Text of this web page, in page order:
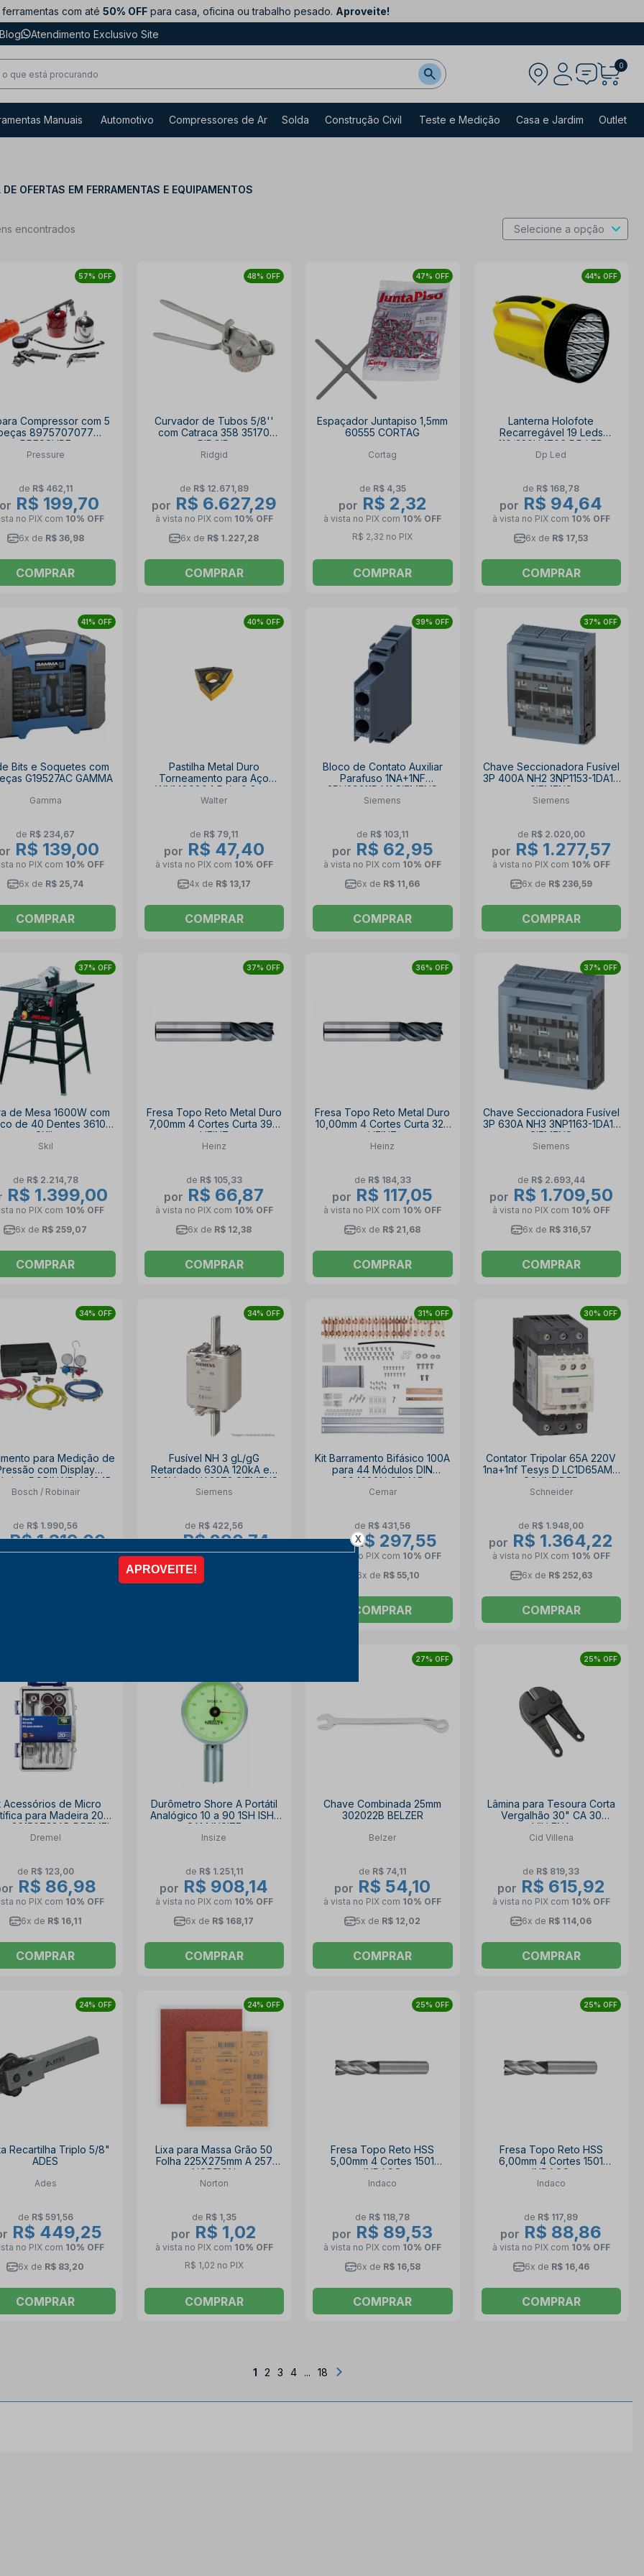
ferramentas com até 50% OFF para casa, oficina ou trabalho pesado. Aproveite!
Blog Atendimento Exclusivo Site
0
Manuais Automotivo Compressores de Ar Solda Construção Civil Teste e Medição Casa e Jardim Outlet
DE OFERTAS EM FERRAMENTAS E EQUIPAMENTOS
encontrados
57% OFF
Compressor com 5
8975707077
PRESSURE
Pressure
de R$ 462,11
R$ 199,70
no PIX com 10% OFF
6x de R$ 36,98
COMPRAR
48% OFF
Curvador de Tubos 5/8''
com Catraca 358 35170
RIDGID
Ridgid
de R$ 12.671,89
por R$ 6.627,29
à vista no PIX com 10% OFF
6x de R$ 1.227,28
COMPRAR
47% OFF
Espaçador Juntapiso 1,5mm
60555 CORTAG
Cortag
de R$ 4,35
por R$ 2,32
à vista no PIX com 10% OFF
R$ 2,32 no PIX
COMPRAR
44% OFF
Lanterna Holofote
Recarregável 19 Leds
110/220V 1706 DP LED
Dp Led
de R$ 168,78
por R$ 94,64
à vista no PIX com 10% OFF
6x de R$ 17,53
COMPRAR
41% OFF
Bits e Soquetes com
G19527AC GAMMA
Gamma
de R$ 234,67
R$ 139,00
no PIX com 10% OFF
6x de R$ 25,74
COMPRAR
40% OFF
Pastilha Metal Duro
Torneamento para Aço
WNMG0804 Raio 0,8mm
Walter
de R$ 79,11
por R$ 47,40
à vista no PIX com 10% OFF
4x de R$ 13,17
COMPRAR
39% OFF
Bloco de Contato Auxiliar
Parafuso 1NA+1NF
3RH29211DA11 SIEMENS
Siemens
de R$ 103,11
por R$ 62,95
à vista no PIX com 10% OFF
6x de R$ 11,66
COMPRAR
37% OFF
Chave Seccionadora Fusível
3P 400A NH2 3NP1153-1DA10
SIEMENS
Siemens
de R$ 2.020,00
por R$ 1.277,57
à vista no PIX com 10% OFF
6x de R$ 236,59
COMPRAR
37% OFF
de Mesa 1600W com
de 40 Dentes 3610
SKIL
Skil
de R$ 2.214,78
R$ 1.399,00
no PIX com 10% OFF
6x de R$ 259,07
COMPRAR
37% OFF
Fresa Topo Reto Metal Duro
7,00mm 4 Cortes Curta 397
HEINZ
Heinz
de R$ 105,33
por R$ 66,87
à vista no PIX com 10% OFF
6x de R$ 12,38
COMPRAR
36% OFF
Fresa Topo Reto Metal Duro
10,00mm 4 Cortes Curta 328
HEINZ
Heinz
de R$ 184,33
por R$ 117,05
à vista no PIX com 10% OFF
6x de R$ 21,68
COMPRAR
37% OFF
Chave Seccionadora Fusível
3P 630A NH3 3NP1163-1DA10
SIEMENS
Siemens
de R$ 2.693,44
por R$ 1.709,50
à vista no PIX com 10% OFF
6x de R$ 316,57
COMPRAR
34% OFF
para Medição de
com Display
ROBINAIR 49134B
Bosch / Robinair
de R$ 1.990,56
R$ 1.319,00
no PIXcom10% OFF
34% OFF
Fusível NH 3 gL/gG
Retardado 630A 120kA em
500Vca 3NA3372 SIEMENS
Siemens
de R$ 422,56
porR$ 280,74
à vista no PIXcom10% OFF
6x de
31% OFF
Kit Barramento Bifásico 100A
para 44 Módulos DIN
904388N CEMAR
Cemar
de R$ 431,56
porR$ 297,55
à vista no PIX com 10% OFF
6x de R$ 55,10
COMPRAR
30% OFF
Contator Tripolar 65A 220V
1na+1nf Tesys D LC1D65AM7
SCHNEIDER
Schneider
de R$ 1.948,00
por R$ 1.364,22
à vista no PIX com 10% OFF
6x de R$ 252,63
COMPRAR
Acessórios de Micro
para Madeira 20
26150733AB DREMEL
Dremel
de R$ 123,00
R$ 86,98
no PIX com 10% OFF
6x de R$ 16,11
COMPRAR
Durômetro Shore A Portátil
Analógico 10 a 90 1SH ISH-
SAM INSIZE
Insize
de R$ 1.251,11
por R$ 908,14
à vista no PIX com 10% OFF
6x de R$ 168,17
COMPRAR
27% OFF
Chave Combinada 25mm
302022B BELZER
Belzer
de R$ 74,11
por R$ 54,10
à vista no PIX com 10% OFF
5x de R$ 12,02
COMPRAR
25% OFF
Lâmina para Tesoura Corta
Vergalhão 30" CA 30
VILLENA
Cid Villena
de R$ 819,33
por R$ 615,92
à vista no PIX com 10% OFF
6x de R$ 114,06
COMPRAR
24% OFF
Recartilha Triplo 5/8"
ADES
Ades
de R$ 591,56
R$ 449,25
no PIX com 10% OFF
6x de R$ 83,20
COMPRAR
24% OFF
Lixa para Massa Grão 50
Folha 225X275mm A 257
NORTON
Norton
de R$ 1,35
por R$ 1,02
à vista no PIX com 10% OFF
R$ 1,02 no PIX
COMPRAR
25% OFF
Fresa Topo Reto HSS
5,00mm 4 Cortes 1501
INDACO
Indaco
de R$ 118,78
por R$ 89,53
à vista no PIX com 10% OFF
6x de R$ 16,58
COMPRAR
25% OFF
Fresa Topo Reto HSS
6,00mm 4 Cortes 1501
INDACO
Indaco
de R$ 117,89
por R$ 88,86
à vista no PIX com 10% OFF
6x de R$ 16,46
COMPRAR
1 2 3 4 ... 18
X